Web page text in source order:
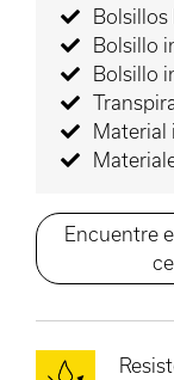
Bolsillos
Bolsillo
Bolsillo
Material
Encuentre